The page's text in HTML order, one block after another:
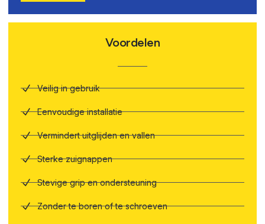
Voordelen
Veilig in gebruik
Eenvoudige installatie
Vermindert uitglijden en vallen
Sterke zuignappen
Stevige grip en ondersteuning
Zonder te boren of te schroeven